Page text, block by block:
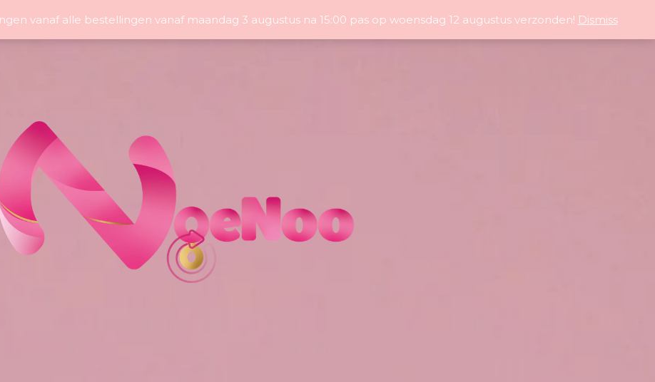
vanaf alle bestellingen vanaf maandag 3 augustus na 15:00 pas op woensdag 12 augustus verzonden! Dismiss